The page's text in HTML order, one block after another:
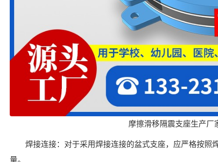
摩擦滑移隔震支座生产厂
焊接连接：对于采用焊接连接的盆式支座，应严格按照
量。